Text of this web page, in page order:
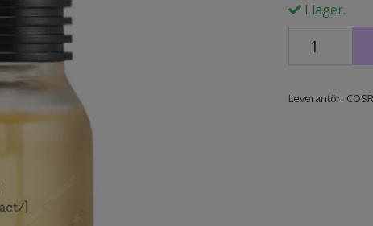
I lager.
Leverantör: